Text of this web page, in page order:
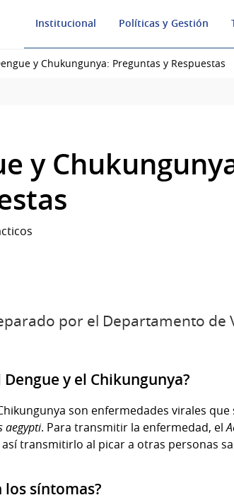
Institucional Políticas y Gestión
y Chukungunya: Preguntas y Respuestas
y
por el Departamento de
Dengue y el Chikungunya?
son enfermedades virales
aegypti. Para transmitir la enfermedad, el
transmitirlo al picar a otras personas
los síntomas?